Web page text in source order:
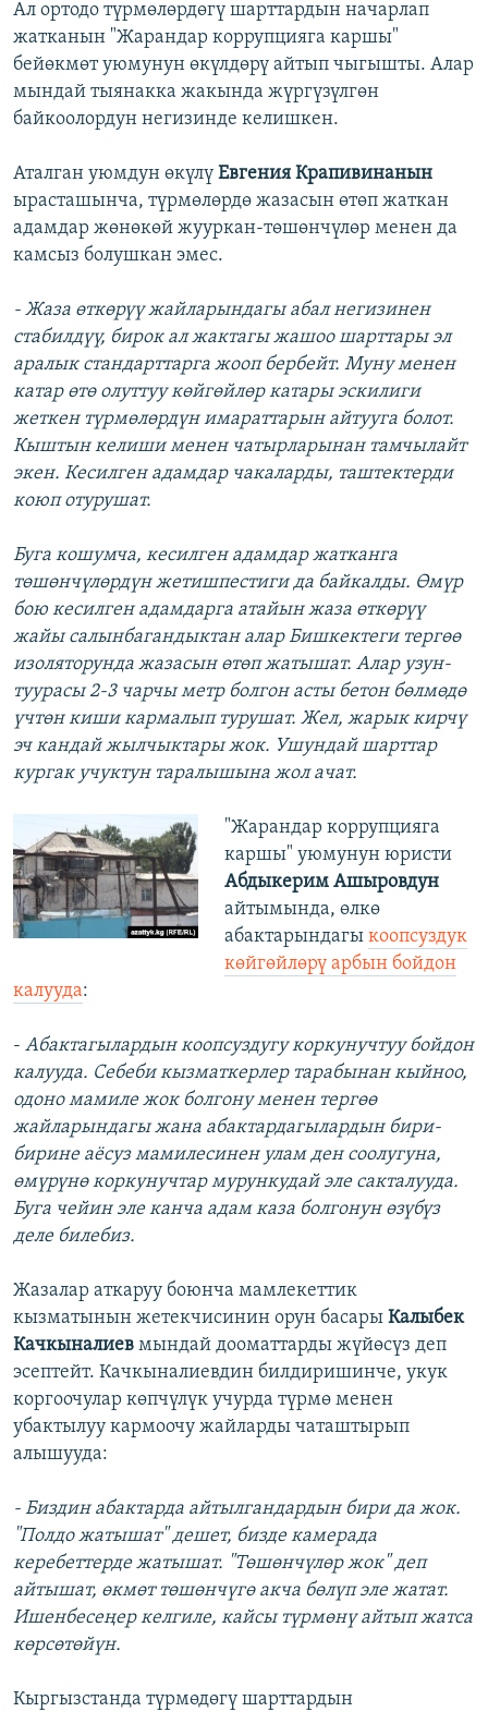
Ал ортодо түрмөлөрдөгү шарттардын начарлап
жатканын "Жарандар коррупцияга каршы"
бейөкмөт уюмунун өкүлдөрү айтып чыгышты. Алар
мындай тыянакка жакында жүргүзүлгөн
байкоолордун негизинде келишкен.
Аталган уюмдун өкүлү Евгения Крапивинанын
ырасташынча, түрмөлөрдө жазасын өтөп жаткан
адамдар жөнөкөй жууркан-төшөнчүлөр менен да
камсыз болушкан эмес.
- Жаза өткөрүү жайларындагы абал негизинен
стабилдүү, бирок ал жактагы жашоо шарттары эл
аралык стандарттарга жооп бербейт. Муну менен
катар өтө олуттуу көйгөйлөр катары эскилиги
жеткен түрмөлөрдүн имараттарын айтууга болот.
Кыштын келиши менен чатырларынан тамчылайт
экен. Кесилген адамдар чакаларды, таштектерди
коюп отурушат.
Буга кошумча, кесилген адамдар жатканга
төшөнчүлөрдүн жетишпестиги да байкалды. Өмүр
бою кесилген адамдарга атайын жаза өткөрүү
жайы салынбагандыктан алар Бишкектеги тергөө
изоляторунда жазасын өтөп жатышат. Алар узун-
туурасы 2-3 чарчы метр болгон асты бетон бөлмөдө
үчтөн киши кармалып турушат. Жел, жарык кирчү
эч кандай жылчыктары жок. Ушундай шарттар
кургак учуктун таралышына жол ачат.
"Жарандар коррупцияга
каршы" уюмунун юристи
Абдыкерим Ашыровдун
айтымында, өлкө
абактарындагы коопсуздук
көйгөйлөрү арбын бойдон
калууда:
- Абактагылардын коопсуздугу коркунучтуу бойдон
калууда. Себеби кызматкерлер тарабынан кыйноо,
одоно мамиле жок болгону менен тергөө
жайларындагы жана абактардагылардын бири-
бирине аёсуз мамилесинен улам ден соолугуна,
өмүрүнө коркунучтар мурункудай эле сакталууда.
Буга чейин эле канча адам каза болгонун өзүбүз
деле билебиз.
Жазалар аткаруу боюнча мамлекеттик
кызматынын жетекчисинин орун басары Калыбек
Качкыналиев мындай дооматтарды жүйөсүз деп
эсептейт. Качкыналиевдин билдиришинче, укук
коргоочулар көпчүлүк учурда түрмө менен
убактылуу кармоочу жайларды чаташтырып
алышууда:
- Биздин абактарда айтылгандардын бири да жок.
"Полдо жатышат" дешет, бизде камерада
керебеттерде жатышат. "Төшөнчүлөр жок" деп
айтышат, өкмөт төшөнчүгө акча бөлүп эле жатат.
Ишенбесеңер келгиле, кайсы түрмөнү айтып жатса
көрсөтөйүн.
Кыргызстанда түрмөдөгү шарттардын